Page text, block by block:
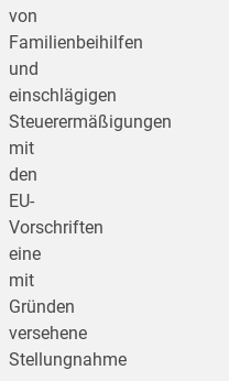
von
Familienbeihilfen
und
einschlägigen
Steuerermäßigungen
mit
den
EU-
Vorschriften
eine
mit
Gründen
versehene
Stellungnahme